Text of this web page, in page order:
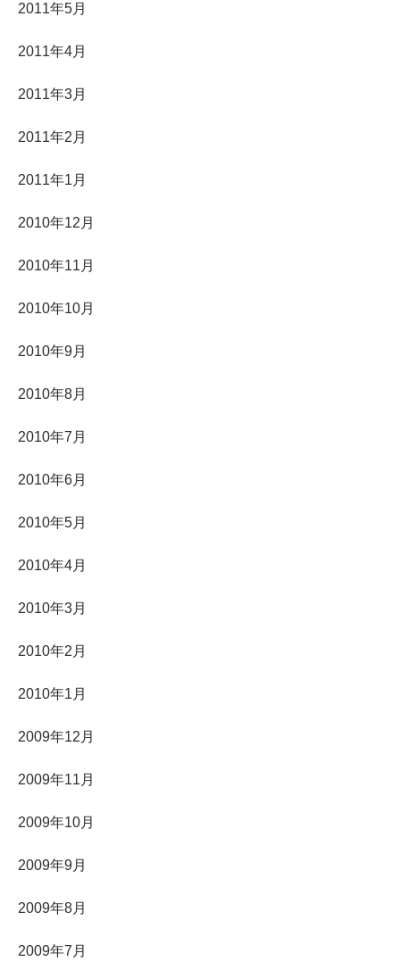
2011年5月
2011年4月
2011年3月
2011年2月
2011年1月
2010年12月
2010年11月
2010年10月
2010年9月
2010年8月
2010年7月
2010年6月
2010年5月
2010年4月
2010年3月
2010年2月
2010年1月
2009年12月
2009年11月
2009年10月
2009年9月
2009年8月
2009年7月